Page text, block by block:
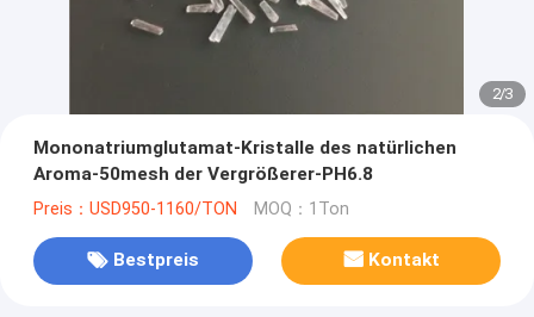
2/3
Mononatriumglutamat-Kristalle des natürlichen
Aroma-50mesh der Vergrößerer-PH6.8
Preis：USD950-1160/TON MOQ：1Ton
Bestpreis Kontakt